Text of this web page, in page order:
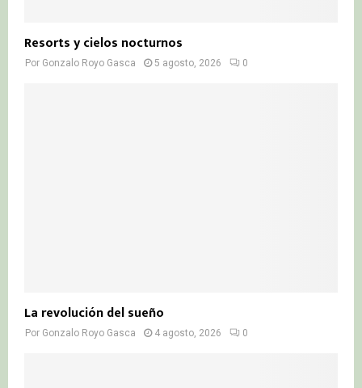
Resorts y cielos nocturnos
Por Gonzalo Royo Gasca 5 agosto, 2026 0
La revolución del sueño
Por Gonzalo Royo Gasca 4 agosto, 2026 0